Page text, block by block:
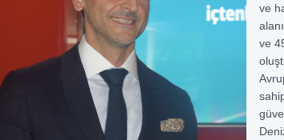
ve
ve